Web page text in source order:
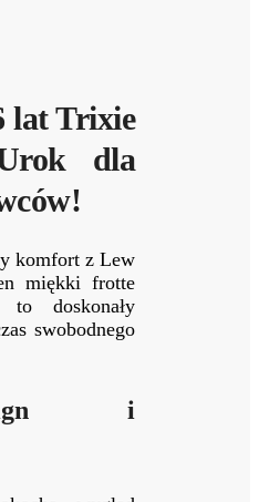
lat Trixie
dla
komfort z Lew
miękki frotte
doskonały
swobodnego
i